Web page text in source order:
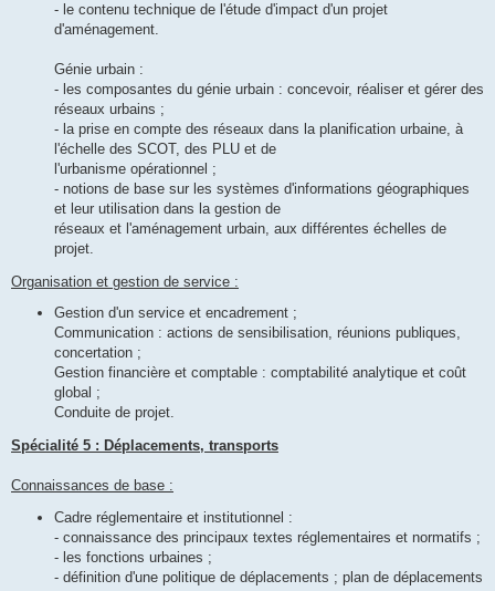
- le contenu technique de l'étude d'impact d'un projet
d'aménagement.
Génie urbain :
- les composantes du génie urbain : concevoir, réaliser et gérer des
réseaux urbains ;
- la prise en compte des réseaux dans la planification urbaine, à
l'échelle des SCOT, des PLU et de
l'urbanisme opérationnel ;
- notions de base sur les systèmes d'informations géographiques
et leur utilisation dans la gestion de
réseaux et l'aménagement urbain, aux différentes échelles de
projet.
Organisation et gestion de service :
Gestion d'un service et encadrement ;
Communication : actions de sensibilisation, réunions publiques,
concertation ;
Gestion financière et comptable : comptabilité analytique et coût
global ;
Conduite de projet.
Spécialité 5 : Déplacements, transports
Connaissances de base :
Cadre réglementaire et institutionnel :
- connaissance des principaux textes réglementaires et normatifs ;
- les fonctions urbaines ;
- définition d'une politique de déplacements ; plan de déplacements